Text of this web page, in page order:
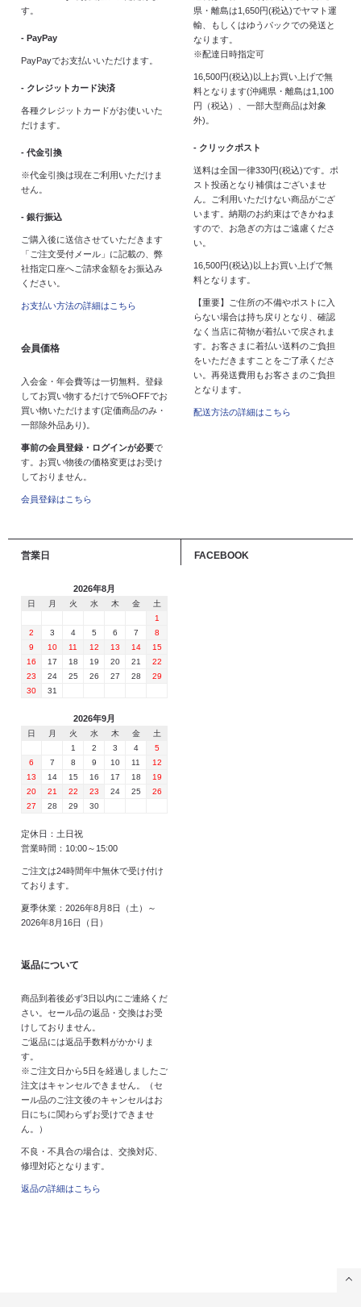
す。
- PayPay
PayPayでお支払いいただけます。
- クレジットカード決済
各種クレジットカードがお使いいた
だけます。
- 代金引換
※代金引換は現在ご利用いただけま
せん。
- 銀行振込
ご購入後に送信させていただきます
「ご注文受付メール」に記載の、弊
社指定口座へご請求金額をお振込み
ください。
お支払い方法の詳細はこちら
会員価格
入会金・年会費等は一切無料。登録
してお買い物するだけで5%OFFでお
買い物いただけます(定価商品のみ・
一部除外品あり)。
事前の会員登録・ログインが必要で
す。お買い物後の価格変更はお受け
しておりません。
会員登録はこちら
県・離島は1,650円(税込)でヤマト運
輸、もしくはゆうパックでの発送と
なります。
※配達日時指定可
16,500円(税込)以上お買い上げで無
料となります(沖縄県・離島は1,100
円（税込）、一部大型商品は対象
外)。
- クリックポスト
送料は全国一律330円(税込)です。ポ
スト投函となり補償はございませ
ん。ご利用いただけない商品がござ
います。納期のお約束はできかねま
すので、お急ぎの方はご遠慮くださ
い。
16,500円(税込)以上お買い上げで無
料となります。
【重要】ご住所の不備やポストに入
らない場合は持ち戻りとなり、確認
なく当店に荷物が着払いで戻されま
す。お客さまに着払い送料のご負担
をいただきますことをご了承くださ
い。再発送費用もお客さまのご負担
となります。
配送方法の詳細はこちら
営業日
2026年8月
日 月 火 水 木 金
土
1
2
3 4 5 6 7
8
9
10 11 12 13 14
15
16
17 18 19 20 21
22
23
24 25 26 27 28
29
30
31
2026年9月
日 月 火 水 木 金
土
1
2 3 4
5
6
7 8 9 10 11
12
13
14 15 16 17 18
19
20
21 22 23 24 25
26
27
28 29 30
定休日：土日祝
営業時間：10:00～15:00
ご注文は24時間年中無休で受け付け
ております。
夏季休業：2026年8月8日（土）～
2026年8月16日（日）
返品について
商品到着後必ず3日以内にご連絡くだ
さい。セール品の返品・交換はお受
けしておりません。
ご返品には返品手数料がかかりま
す。
※ご注文日から5日を経過しましたご
注文はキャンセルできません。（セ
ール品のご注文後のキャンセルはお
日にちに関わらずお受けできませ
ん。）
不良・不具合の場合は、交換対応、
修理対応となります。
返品の詳細はこちら
FACEBOOK